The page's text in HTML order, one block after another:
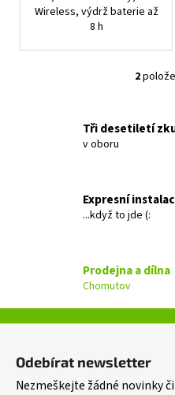
Wireless, výdrž baterie až
8 h
2
Tři desetiletí
v oboru
Expresní
...když to jde (:
Prodejna a dílna
Chomutov
Odebírat newsletter
Nezmeškejte žádné novinky